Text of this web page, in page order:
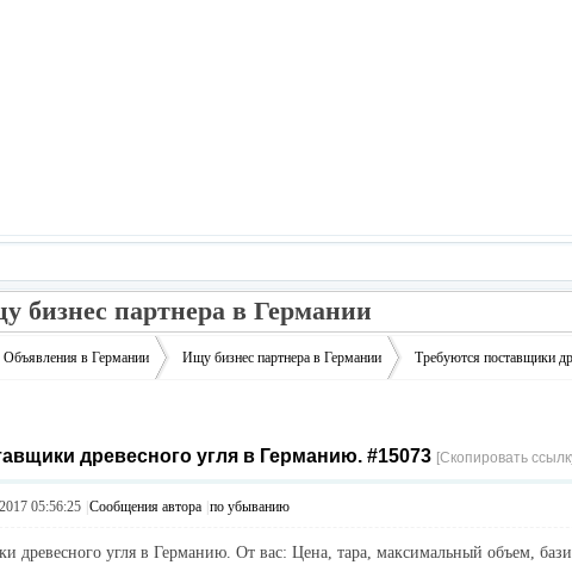
бизнес партнера в Германии
Объявления в Германии
›
Ищу бизнес партнера в Германии
›
Требуются поставщики
древесного угля в Германию. #15073 [Скопировать
05:56:25 Сообщения автора по убыванию
древесного угля в Германию. От вас: Цена, тара, максимальный объем,